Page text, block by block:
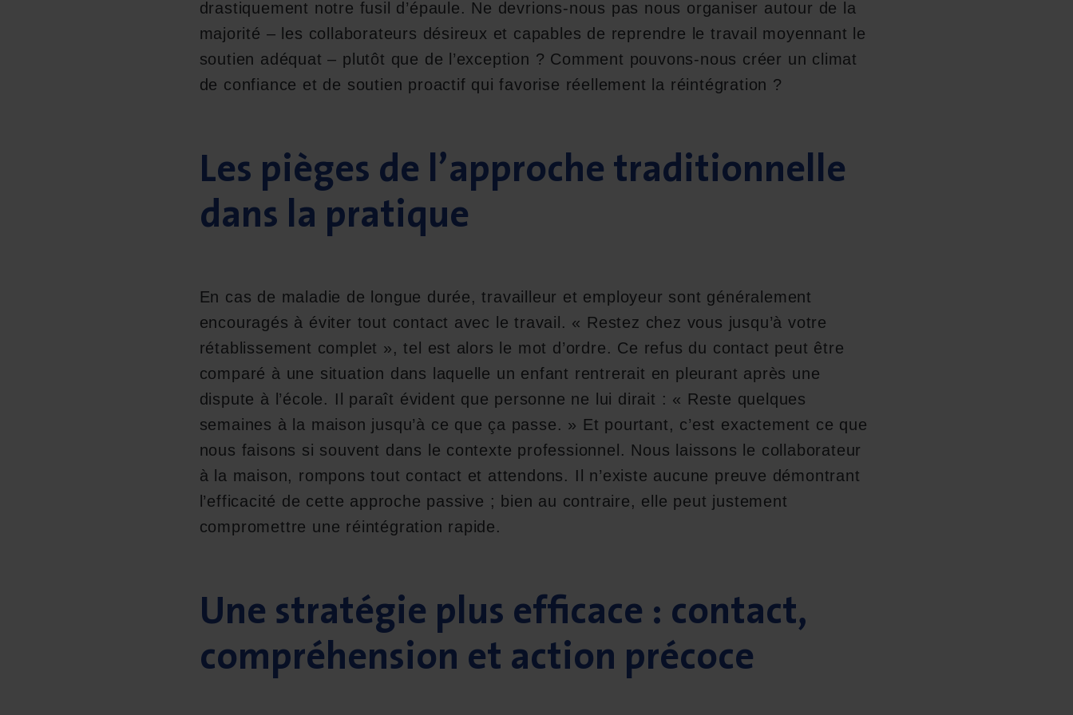
drastiquement notre fusil d’épaule. Ne devrions-nous pas nous organiser autour de la
majorité – les collaborateurs désireux et capables de reprendre le travail moyennant le
soutien adéquat – plutôt que de l’exception ? Comment pouvons-nous créer un climat
de confiance et de soutien proactif qui favorise réellement la réintégration ?
Les pièges de l’approche traditionnelle
dans la pratique
En cas de maladie de longue durée, travailleur et employeur sont généralement
encouragés à éviter tout contact avec le travail. « Restez chez vous jusqu’à votre
rétablissement complet », tel est alors le mot d’ordre. Ce refus du contact peut être
comparé à une situation dans laquelle un enfant rentrerait en pleurant après une
dispute à l’école. Il paraît évident que personne ne lui dirait : « Reste quelques
semaines à la maison jusqu’à ce que ça passe. » Et pourtant, c’est exactement ce que
nous faisons si souvent dans le contexte professionnel. Nous laissons le collaborateur
à la maison, rompons tout contact et attendons. Il n’existe aucune preuve démontrant
l’efficacité de cette approche passive ; bien au contraire, elle peut justement
compromettre une réintégration rapide.
Une stratégie plus efficace : contact,
compréhension et action précoce